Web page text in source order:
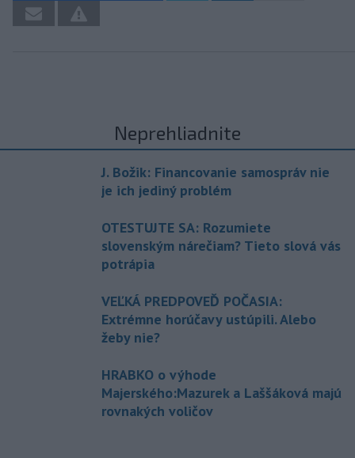
Neprehliadnite
J. Božik: Financovanie samospráv nie
je ich jediný problém
OTESTUJTE SA: Rozumiete
slovenským nárečiam? Tieto slová vás
potrápia
VEĽKÁ PREDPOVEĎ POČASIA:
Extrémne horúčavy ustúpili. Alebo
žeby nie?
HRABKO o výhode
Majerského:Mazurek a Laššáková majú
rovnakých voličov